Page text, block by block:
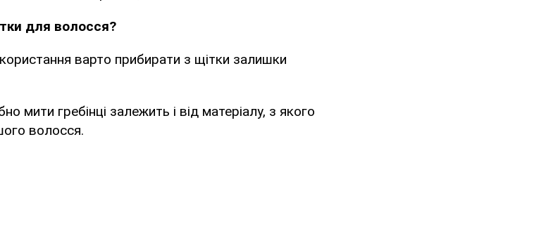
для волосся?
варто прибирати з щітки залишки
мити гребінці залежить і від матеріалу, з якого
волосся.